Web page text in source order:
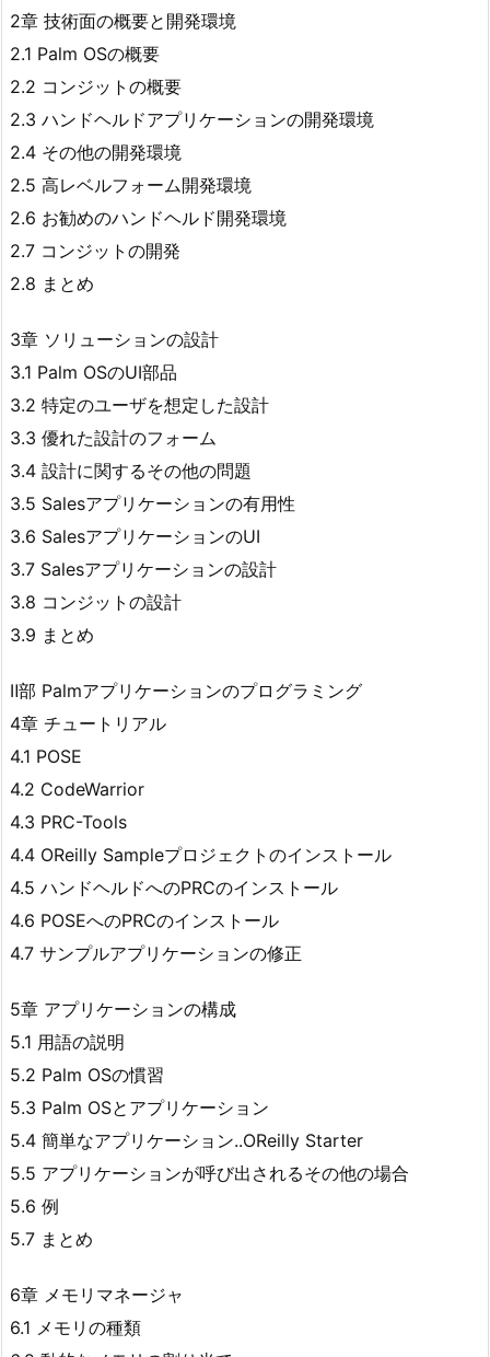
2章 技術面の概要と開発環境
2.1 Palm OSの概要
2.2 コンジットの概要
2.3 ハンドヘルドアプリケーションの開発環境
2.4 その他の開発環境
2.5 高レベルフォーム開発環境
2.6 お勧めのハンドヘルド開発環境
2.7 コンジットの開発
2.8 まとめ
3章 ソリューションの設計
3.1 Palm OSのUI部品
3.2 特定のユーザを想定した設計
3.3 優れた設計のフォーム
3.4 設計に関するその他の問題
3.5 Salesアプリケーションの有用性
3.6 SalesアプリケーションのUI
3.7 Salesアプリケーションの設計
3.8 コンジットの設計
3.9 まとめ
Ⅱ部 Palmアプリケーションのプログラミング
4章 チュートリアル
4.1 POSE
4.2 CodeWarrior
4.3 PRC-Tools
4.4 OReilly Sampleプロジェクトのインストール
4.5 ハンドヘルドへのPRCのインストール
4.6 POSEへのPRCのインストール
4.7 サンプルアプリケーションの修正
5章 アプリケーションの構成
5.1 用語の説明
5.2 Palm OSの慣習
5.3 Palm OSとアプリケーション
5.4 簡単なアプリケーション..OReilly Starter
5.5 アプリケーションが呼び出されるその他の場合
5.6 例
5.7 まとめ
6章 メモリマネージャ
6.1 メモリの種類